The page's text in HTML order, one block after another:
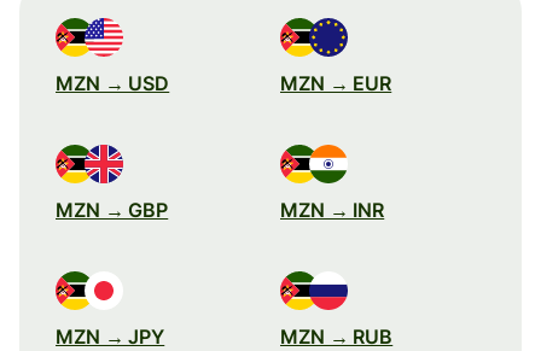
MZN → USD MZN → EUR
MZN → GBP MZN → INR
MZN → JPY MZN → RUB